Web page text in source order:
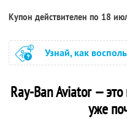
Купон действителен по 18
Узнай, как
Ray-Ban Aviator — это
уже